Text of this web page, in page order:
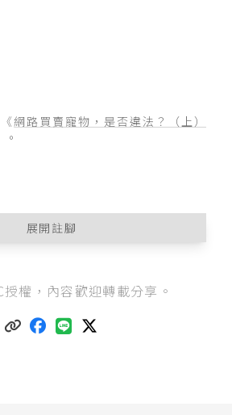
網路買賣寵物，是否違法？（上）
。
展開註腳
買賣寵物，是否違法？（上）——寵
法第3條
第1款：「本法用辭定義如
權，內容歡迎轉載分享。